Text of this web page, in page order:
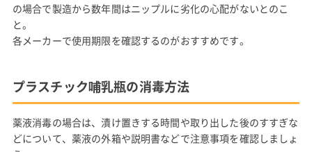
の場合で製造から数年間はニップルに劣化の心配がないとのこ
と。
各メーカーで使用期限を確認するのがおすすめです。
プラスチック哺乳瓶の消毒方法
薬液消毒の場合は、漬け置きする時間や取り出した後のすすぎな
どについて、薬液の外箱や説明書などで注意事項を確認しましょ